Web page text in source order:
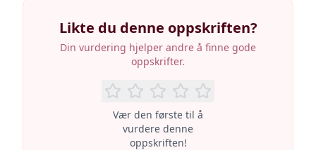
Likte du denne oppskriften?
Din vurdering hjelper andre å finne gode
oppskrifter.
Vær den første til å
vurdere denne
oppskriften!